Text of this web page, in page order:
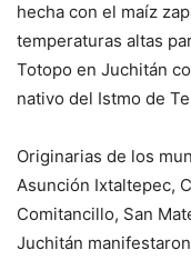
hecha con el maíz
temperaturas altas
Totopo en Juchitán
nativo del Istmo de
Originarias de los
Asunción Ixtaltepec,
Comitancillo, San
Juchitán